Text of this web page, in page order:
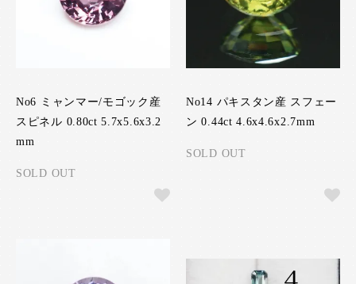
No6 ミャンマー/モゴック産
スピネル 0.80ct 5.7x5.6x3.2
mm
SOLD OUT
No14 パキスタン産 スフェー
ン 0.44ct 4.6x4.6x2.7mm
SOLD OUT